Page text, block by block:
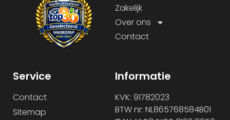
Zakelijk
Over ons
Contact
Service
Contact
Sitemap
Informatie
KVK: 91782023
BTW nr: NL865768584B01